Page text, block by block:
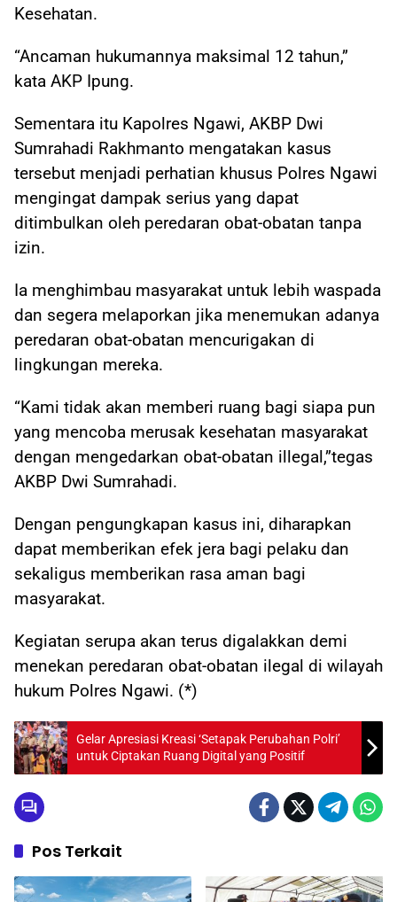
Kesehatan.
“Ancaman hukumannya maksimal 12 tahun,”
kata AKP Ipung.
Sementara itu Kapolres Ngawi, AKBP Dwi
Sumrahadi Rakhmanto mengatakan kasus
tersebut menjadi perhatian khusus Polres Ngawi
mengingat dampak serius yang dapat
ditimbulkan oleh peredaran obat-obatan tanpa
izin.
Ia menghimbau masyarakat untuk lebih waspada
dan segera melaporkan jika menemukan adanya
peredaran obat-obatan mencurigakan di
lingkungan mereka.
“Kami tidak akan memberi ruang bagi siapa pun
yang mencoba merusak kesehatan masyarakat
dengan mengedarkan obat-obatan illegal,”tegas
AKBP Dwi Sumrahadi.
Dengan pengungkapan kasus ini, diharapkan
dapat memberikan efek jera bagi pelaku dan
sekaligus memberikan rasa aman bagi
masyarakat.
Kegiatan serupa akan terus digalakkan demi
menekan peredaran obat-obatan ilegal di wilayah
hukum Polres Ngawi. (*)
Gelar Apresiasi Kreasi ‘Setapak Perubahan Polri’
untuk Ciptakan Ruang Digital yang Positif
Pos Terkait